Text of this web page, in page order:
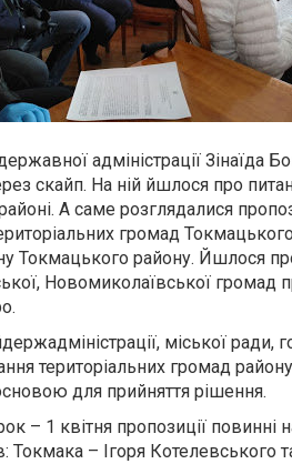
адміністрації Зінаїда
скайп. На ній йшлося про
А саме розглядалися
громад
Токмацького району. Йшлося
Новомиколаївської громад
міської ради,
територіальних громад
для прийняття рішення.
– 1 квітня пропозиції повинні
– Ігоря Котелевського